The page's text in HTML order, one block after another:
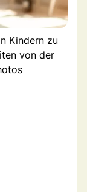
Kindern zu
von der